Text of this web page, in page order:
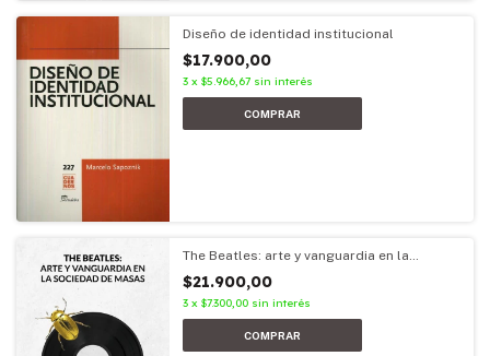
Diseño de identidad institucional
$17.900,00
3 x $5.966,67 sin interés
The Beatles: arte y vanguardia en la
$21.900,00
3 x $7.300,00 sin interés